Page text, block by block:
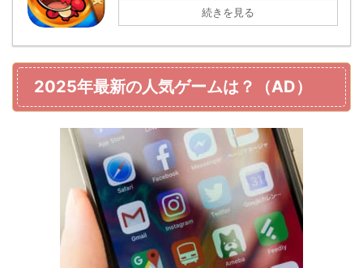
続きを見る
2025年最新の人気ゲームは？（AD）